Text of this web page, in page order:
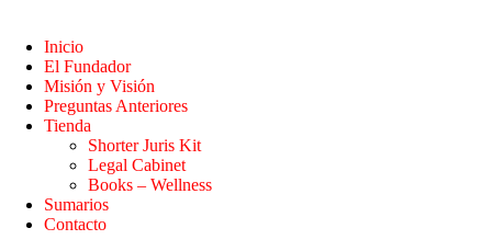
Inicio
El Fundador
Misión y Visión
Preguntas Anteriores
Tienda
Shorter Juris Kit
Legal Cabinet
Books – Wellness
Sumarios
Contacto